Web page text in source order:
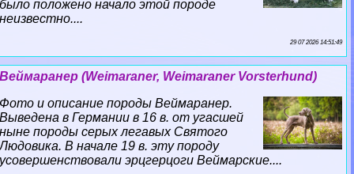
было положено начало этой породе
неизвестно....
29 07 2026 14:51:49
Веймаранер (Weimaraner, Weimaraner Vorsterhund)
Фото и описание породы Веймаранер.
Выведена в Германии в 16 в. от угасшей
ныне породы серых легавых Святого
Людовика. В начале 19 в. эту породу
усовершенствовали эрцгерцоги Веймарские....